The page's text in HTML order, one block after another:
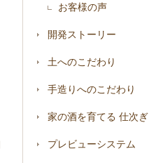
お客様の声
開発ストーリー
土へのこだわり
手造りへのこだわり
家の酒を育てる 仕次ぎ
プレビューシステム